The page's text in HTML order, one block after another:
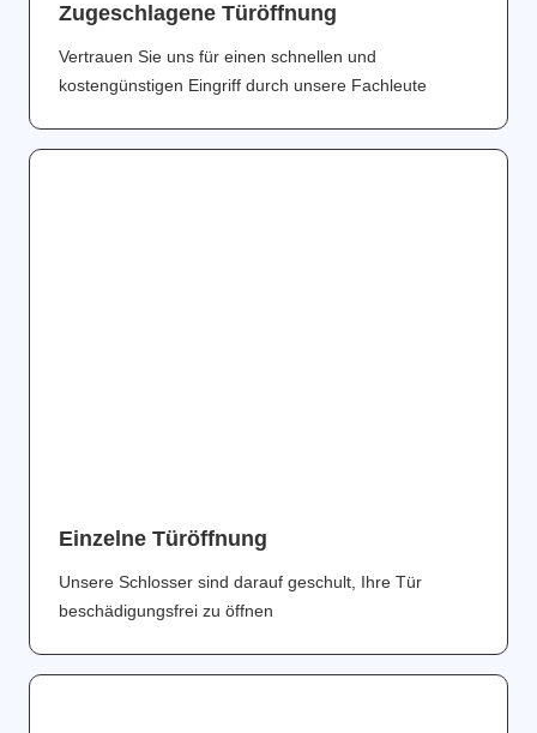
Zugeschlagene Türöffnung
Vertrauen Sie uns für einen schnellen und
kostengünstigen Eingriff durch unsere Fachleute
Einzelne Türöffnung
Unsere Schlosser sind darauf geschult, Ihre Tür
beschädigungsfrei zu öffnen